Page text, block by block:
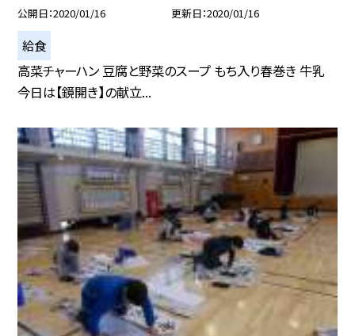
公開日 2020/01/16 更新日 2020/01/16
給食
高菜チャーハン 豆腐と野菜のスープ もち入り春巻き 牛乳
今日は【鏡開き】の献立...